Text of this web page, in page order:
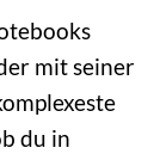
mit seiner
du in